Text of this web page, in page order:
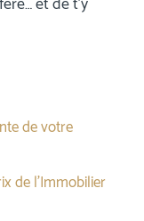
de votre
de l’Immobilier